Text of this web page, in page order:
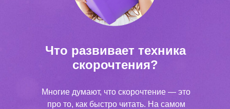
Что развивает техника
скорочтения?
Многие думают, что скорочтение — это
про то, как быстро читать. На самом